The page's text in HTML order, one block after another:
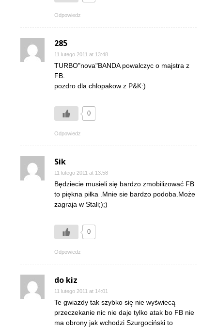
Odpowiedz
285
11 lutego 2011 at 13:48
TURBO"nova"BANDA powalczyc o majstra z
FB.
pozdro dla chlopakow z P&K:)
0
Odpowiedz
Sik
11 lutego 2011 at 13:58
Będziecie musieli się bardzo zmobilizować FB
to piękna piłka .Mnie sie bardzo podoba.Może
zagraja w Stali;);)
0
Odpowiedz
do kiz
11 lutego 2011 at 14:01
Te gwiazdy tak szybko się nie wyświecą
przeczekanie nic nie daje tylko atak bo FB nie
ma obrony jak wchodzi Szurgociński to